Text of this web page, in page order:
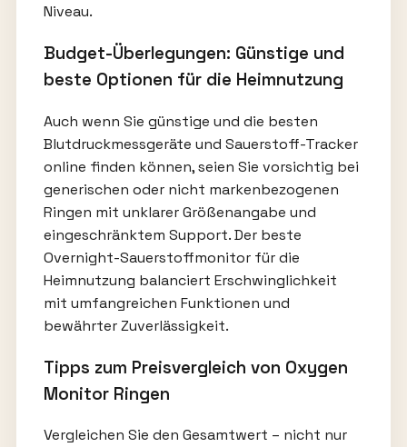
Niveau.
Budget-Überlegungen: Günstige und
beste Optionen für die Heimnutzung
Auch wenn Sie günstige und die besten
Blutdruckmessgeräte und Sauerstoff-Tracker
online finden können, seien Sie vorsichtig bei
generischen oder nicht markenbezogenen
Ringen mit unklarer Größenangabe und
eingeschränktem Support. Der beste
Overnight-Sauerstoffmonitor für die
Heimnutzung balanciert Erschwinglichkeit
mit umfangreichen Funktionen und
bewährter Zuverlässigkeit.
Tipps zum Preisvergleich von Oxygen
Monitor Ringen
Vergleichen Sie den Gesamtwert – nicht nur